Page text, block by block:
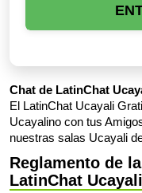
Chat de LatinChat
El LatinChat Ucayali
Ucayalino con tus
nuestras salas Ucayali
Reglamento de
LatinChat Ucayali